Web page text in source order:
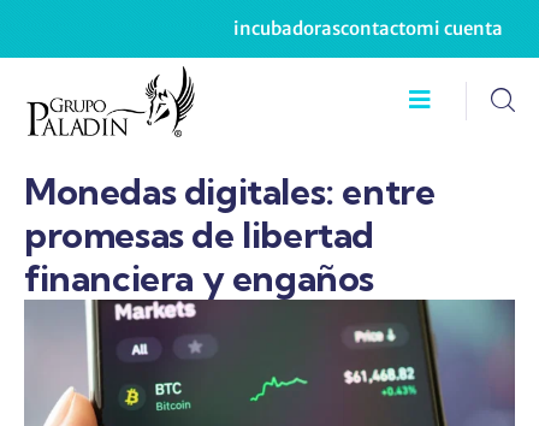
incubadorascontactomi cuenta
Monedas digitales: entre
promesas de libertad
financiera y engaños